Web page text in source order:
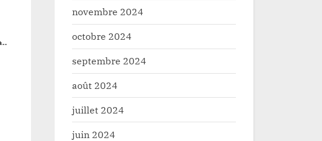
Haut-Uele: un nouveau cas de
Monkeypox confirmé dans la
zone de santé rurale de Watsa
Santé
novembre 2024
octobre 2024
septembre 2024
août 2024
juillet 2024
juin 2024